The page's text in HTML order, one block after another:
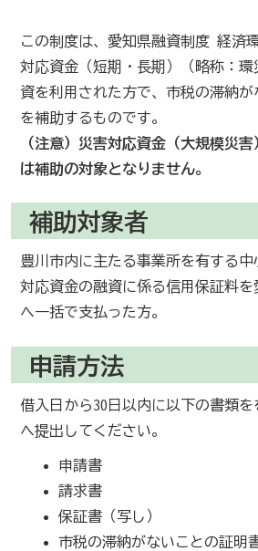
この制度は、愛知県融資制度 経済
対応資金（短期・長期）（略称：
資を利用された方で、市税の滞納
を補助するものです。
（注意）災害対応資金（大規模災害
は補助の対象となりません。
補助対象者
豊川市内に主たる事業所を有する
対応資金の融資に係る信用保証料
へ一括で支払った方。
申請方法
借入日から30日以内に以下の書類
へ提出してください。
申請書
請求書
保証書（写し）
市税の滞納がないことの証明